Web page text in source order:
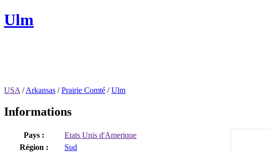
Ulm
USA /Arkansas /Prairie Comté /Ulm
Informations
Pays :
Etats Unis d'Amerique
Région :
Sud